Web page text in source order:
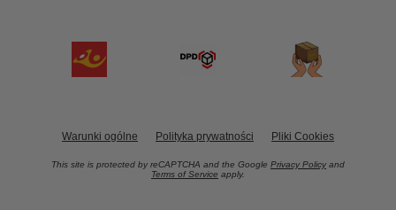
Warunki ogólne Polityka prywatności Pliki Cookies
This site is protected by reCAPTCHA and the Google Privacy Policy and
Terms of Service apply.